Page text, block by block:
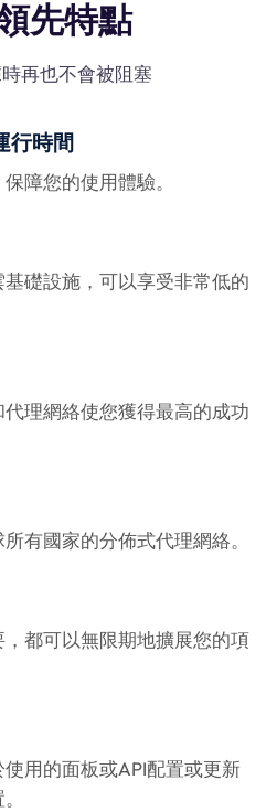
先特點
再也不會被阻塞
行時間
障您的使用體驗。
礎設施，可以享受非常低的
理網絡使您獲得最高的成功
有國家的分佈式代理網絡。
都可以無限期地擴展您的項
用的面板或API配置或更新